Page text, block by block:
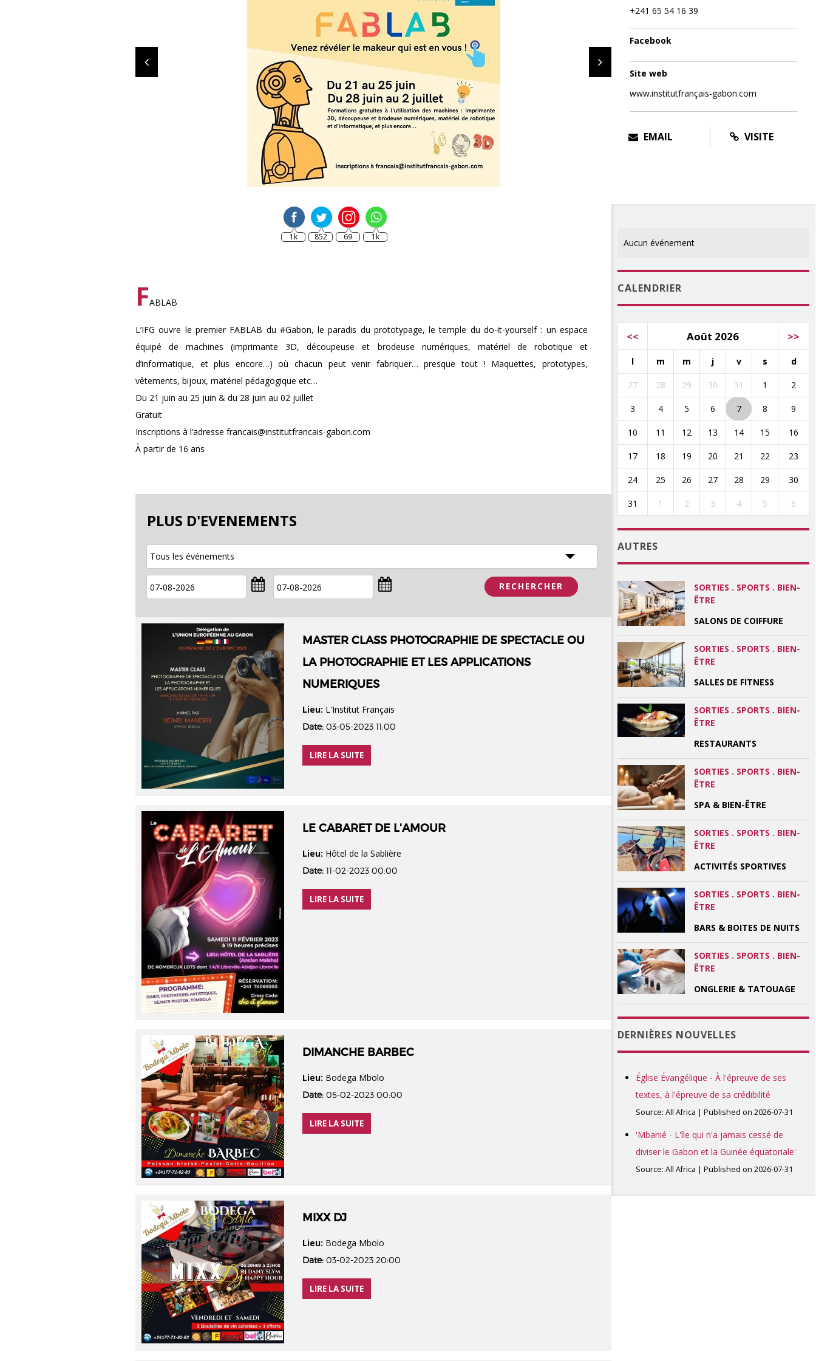
+241 65 54 16 39
Facebook
Site web
www.institutfrançais-gabon.com
EMAIL VISITE
1k 852 69 1k
FABLAB
L’IFG ouvre le premier FABLAB du #Gabon, le paradis du prototypage, le temple du do-it-yourself : un espace
équipé de machines (imprimante 3D, découpeuse et brodeuse numériques, matériel de robotique et
d’informatique, et plus encore…) où chacun peut venir fabriquer… presque tout ! Maquettes, prototypes,
vêtements, bijoux, matériel pédagogique etc…
Du 21 juin au 25 juin & du 28 juin au 02 juillet
Gratuit
Inscriptions à l’adresse francais@institutfrancais-gabon.com
À partir de 16 ans
PLUS D'EVENEMENTS
MASTER CLASS PHOTOGRAPHIE DE SPECTACLE OU
LA PHOTOGRAPHIE ET LES APPLICATIONS
NUMERIQUES
Lieu: L'Institut Français
Date: 03-05-2023 11:00
LIRE LA SUITE
LE CABARET DE L'AMOUR
Lieu: Hôtel de la Sablière
Date: 11-02-2023 00:00
LIRE LA SUITE
DIMANCHE BARBEC
Lieu: Bodega Mbolo
Date: 05-02-2023 00:00
LIRE LA SUITE
MIXX DJ
Lieu: Bodega Mbolo
Date: 03-02-2023 20:00
LIRE LA SUITE
Aucun événement
CALENDRIER
<< Août 2026 >>
l m m j v s d
27 28 29 30 31 1 2
3 4 5 6 7 8 9
10 11 12 13 14 15 16
17 18 19 20 21 22 23
24 25 26 27 28 29 30
31 1 2 3 4 5 6
AUTRES
SORTIES . SPORTS . BIEN-
ÊTRE
SALONS DE COIFFURE
SORTIES . SPORTS . BIEN-
ÊTRE
SALLES DE FITNESS
SORTIES . SPORTS . BIEN-
ÊTRE
RESTAURANTS
SORTIES . SPORTS . BIEN-
ÊTRE
SPA & BIEN-ÊTRE
SORTIES . SPORTS . BIEN-
ÊTRE
ACTIVITÉS SPORTIVES
SORTIES . SPORTS . BIEN-
ÊTRE
BARS & BOITES DE NUITS
SORTIES . SPORTS . BIEN-
ÊTRE
ONGLERIE & TATOUAGE
DERNIÈRES NOUVELLES
Église Évangélique - À l'épreuve de ses
textes, à l'épreuve de sa crédibilité
Source: All Africa Published on 2026-07-31
'Mbanié - L'île qui n'a jamais cessé de
diviser le Gabon et la Guinée équatoriale'
Source: All Africa Published on 2026-07-31